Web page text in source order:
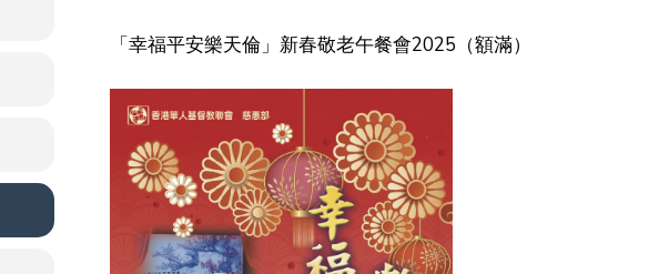
「幸福平安樂天倫」新春敬老午餐會2025（額滿）